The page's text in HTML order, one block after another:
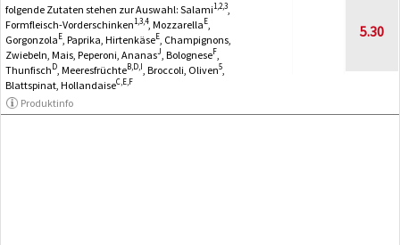
folgende Zutaten stehen zur Auswahl: Salami1,2,3
Formfleisch-Vorderschinken1,3,4, MozzarellaE
GorgonzolaE , Paprika, HirtenkäseE , Champignons,
Zwiebeln, Mais, Peperoni, AnanasJ , BologneseF
ThunfischD , MeeresfrüchteB,D,I , Broccoli, Oliven5
Blattspinat, HollandaiseC,E,F
Produktinfo
5.30